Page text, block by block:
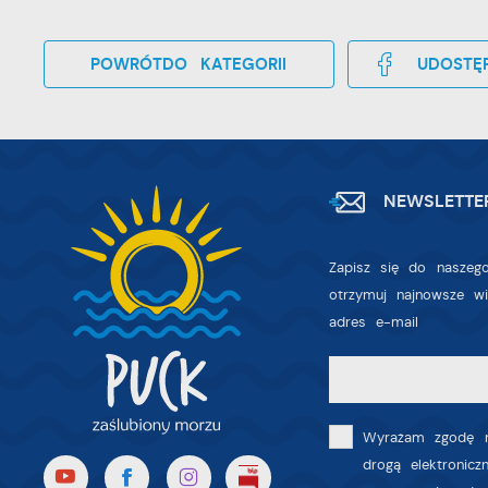
POWRÓTDO KATEGORII
Zapisz się do
otrzymuj najnowsze
adres e-mail
Wyrażam zgodę
drogą